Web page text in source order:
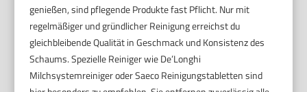
genießen, sind pflegende Produkte fast Pflicht. Nur mit
regelmäßiger und gründlicher Reinigung erreichst du
gleichbleibende Qualität in Geschmack und Konsistenz des
Schaums. Spezielle Reiniger wie De’Longhi
Milchsystemreiniger oder Saeco Reinigungstabletten sind